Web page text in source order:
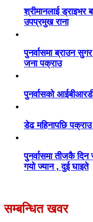
श्रीमानलाई ड्राइभर
उपप्रमुख राना
पुनर्वासमा ब्राउन
जना पक्राउ
पुनर्वासको
डेढ महिनापछि पक्राउ
पुनर्वासमा तीजकै
गयो ज्यान , दुई घाइते
सम्बन्धित खवर